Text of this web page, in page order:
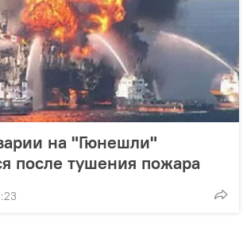
на "Гюнешли"
после тушения пожара